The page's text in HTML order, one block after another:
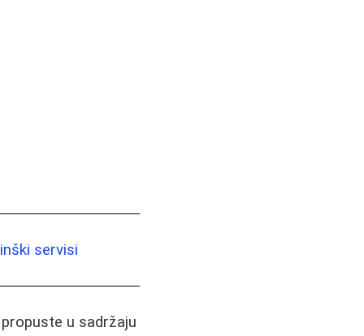
servisi
u sadržaju